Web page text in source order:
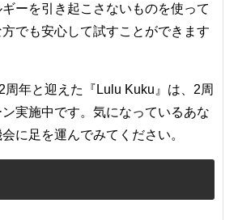
ーを引き起こさないものを使って
でも安心して試すことができます
周年と迎えた『Lulu Kuku』は、2周
実施中です。気になっているあな
に足を運んでみてください。